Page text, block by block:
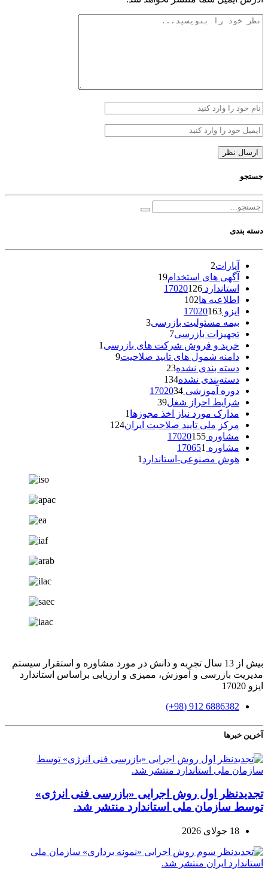
جستجو
دسته بندی
آپارات2
آگهی های استخدام19
استاندارد 17020 126
اطلاعیه ها102
ایزو 17020 163
بیمه مسئولیت بازرسی3
تجهیزات بازرسی7
خرید و فروش شرکت های بازرسی 1
دامنه شمول های تایید صلاحیت9
دسته بندی نشده23
دسته‌بندی نشده134
دوره آموزشی 17020 34
شرایط احراز شغل39
مدارک مورد نیاز اخذ مجوزها 1
مرکز ملی تایید صلاحیت ایران124
مشاوره 17020 155
مشاوره 17065 1
هوش مصنوعی-استاندارد 1
بیش از 13 سال تجربه و دانش در مورد مشاوره و استقرار سیستم
مدیریت بازرسی و آموزش، ممیزی و ارزیابی براساس استاندارد
ایزو 17020
6886382 912 (98+)
آخرین خبرها
تجدیدنظر اول روش اجرایی «بازرسی فنی انرژی»
توسط سازمان ملی استاندارد منتشر شد.
18 جولای 2026